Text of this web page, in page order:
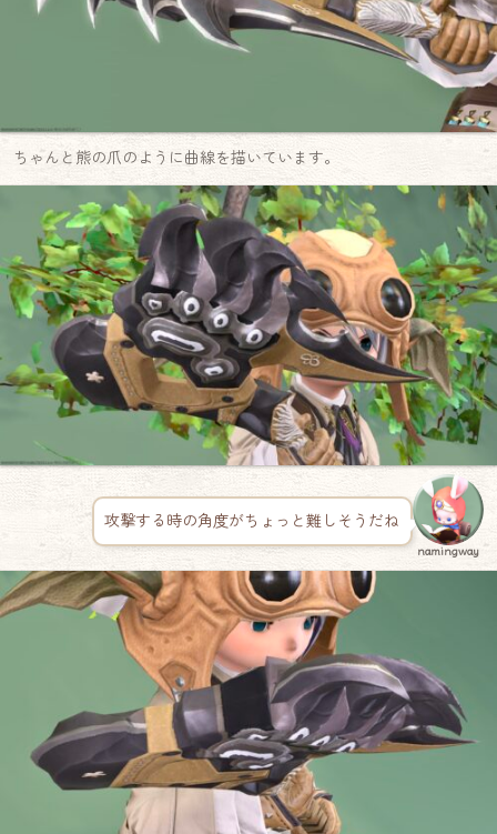
ちゃんと熊の爪のように曲線を描いています。
攻撃する時の角度がちょっと難しそうだね
namingway